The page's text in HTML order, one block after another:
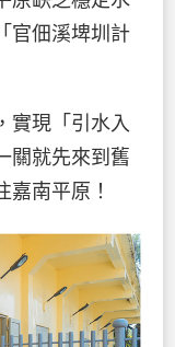
官佃溪埤圳計
實現「引水入
關就先來到舊
南平原！